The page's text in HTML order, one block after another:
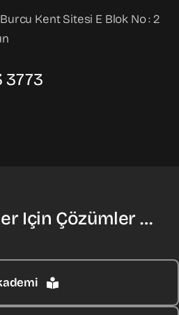
Kent Sitesi E Blok No : 2
3773
Için Çözümler …